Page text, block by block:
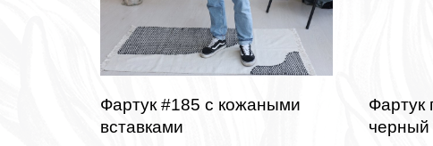
Фартук #185 с кожаными
вставками
Фартук
черный